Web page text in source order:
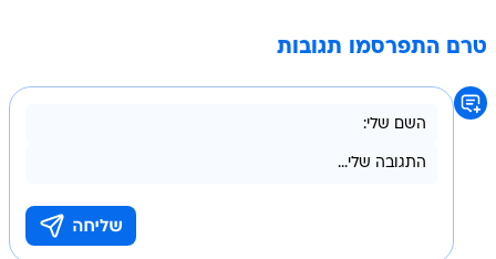
טרם התפרסמו תגובות